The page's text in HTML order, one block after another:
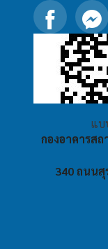
แบ
กองอาคารส
340 ถนนสุ